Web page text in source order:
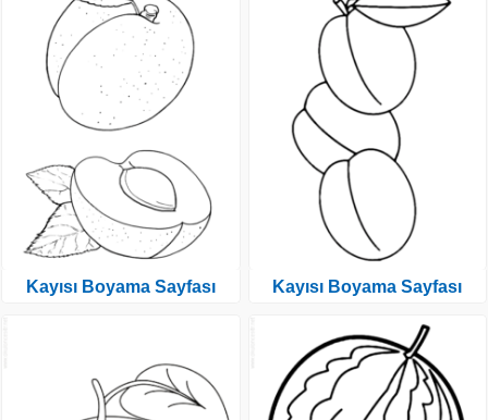
Kayısı Boyama Sayfası Kayısı Boyama Sayfası